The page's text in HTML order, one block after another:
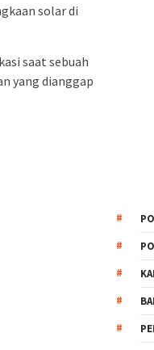
solar di
saat sebuah
yang dianggap